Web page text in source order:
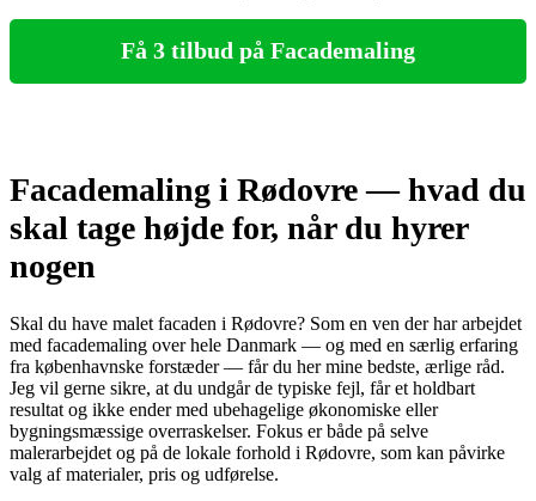
Få 3 tilbud på Facademaling
Facademaling i Rødovre — hvad du
skal tage højde for, når du hyrer
nogen
Skal du have malet facaden i Rødovre? Som en ven der har arbejdet
med facademaling over hele Danmark — og med en særlig erfaring
fra københavnske forstæder — får du her mine bedste, ærlige råd.
Jeg vil gerne sikre, at du undgår de typiske fejl, får et holdbart
resultat og ikke ender med ubehagelige økonomiske eller
bygningsmæssige overraskelser. Fokus er både på selve
malerarbejdet og på de lokale forhold i Rødovre, som kan påvirke
valg af materialer, pris og udførelse.